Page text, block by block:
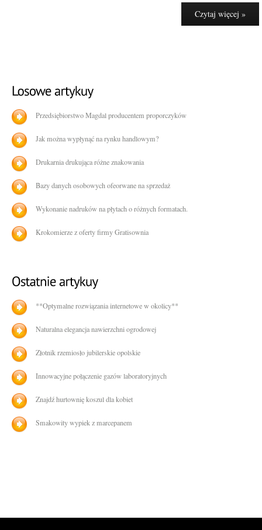
Czytaj więcej »
Przedsiębiorstwo Magdal producentem proporczyków
Jak można wypłynąć na rynku handlowym?
Drukarnia drukująca różne znakowania
Bazy danych osobowych ofeorwane na sprzedaż
Wykonanie nadruków na płytach o różnych formatach.
Krokomierze z oferty firmy Gratisownia
**Optymalne rozwiązania internetowe w okolicy**
Naturalna elegancja nawierzchni ogrodowej
Złotnik rzemiosło jubilerskie opolskie
Innowacyjne połączenie gazów laboratoryjnych
Znajdź hurtownię koszul dla kobiet
Smakowity wypiek z marcepanem